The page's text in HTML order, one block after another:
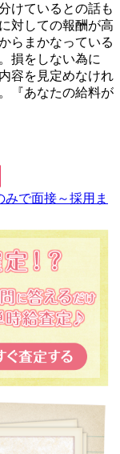
けているとの話も
対しての報酬が高
らまかなっている
損をしない為に
容を見定めなけれ
『あなたの給料が